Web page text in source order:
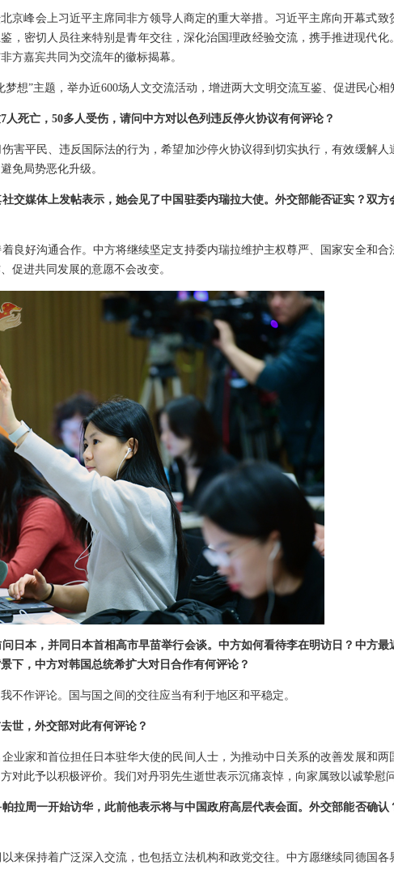
京峰会上习近平主席同非方领导人商定的重大举措。习近平主席向开幕式致
，密切人员往来特别是青年交往，深化治国理政经验交流，携手推进现代化
方嘉宾共同为交流年的徽标揭幕。
想”主题，举办近600场人文交流活动，增进两大文明交流互鉴、促进民心相
死亡，50多人受伤，请问中方对以色列违反停火协议有何评论？
害平民、违反国际法的行为，希望加沙停火协议得到切实执行，有效缓解人
免局势恶化升级。
交媒体上发帖表示，她会见了中国驻委内瑞拉大使。外交部能否证实？双方
良好沟通合作。中方将继续坚定支持委内瑞拉维护主权尊严、国家安全和合
促进共同发展的意愿不会改变。
日本，并同日本首相高市早苗举行会谈。中方如何看待李在明访日？中方最
下，中方对韩国总统希扩大对日合作有何评论？
不作评论。国与国之间的交往应当有利于地区和平稳定。
世，外交部对此有何评论？
业家和首位担任日本驻华大使的民间人士，为推动中日关系的改善发展和两
对此予以积极评价。我们对丹羽先生逝世表示沉痛哀悼，向家属致以诚挚慰问
拉周一开始访华，此前他表示将与中国政府高层代表会面。外交部能否确认
来保持着广泛深入交流，也包括立法机构和政党交往。中方愿继续同德国各